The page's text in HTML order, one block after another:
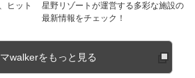
ヒット
星野リゾートが運営する多彩な施設の
最新情報をチェック！
walkerをもっと見る